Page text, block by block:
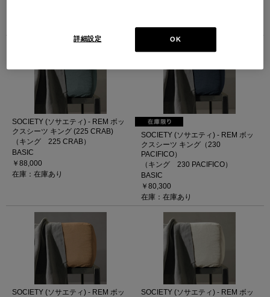
在庫：残りわずか
SOCIETY (ソサエティ) - REM ボッ
クスシーツ キング (225 CRAB)
（キング 225 CRAB）
BASIC
￥88,000
在庫：在庫あり
SOCIETY (ソサエティ) - REM ボッ
クスシーツ キング（230
PACIFICO）
（キング 230 PACIFICO）
BASIC
￥80,300
在庫：在庫あり
SOCIETY (ソサエティ) - REM ボッ
SOCIETY (ソサエティ) - REM ボッ
OK
詳細設定